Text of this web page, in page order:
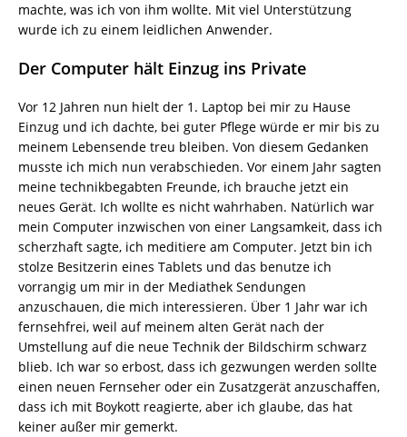
machte, was ich von ihm wollte. Mit viel Unterstützung
wurde ich zu einem leidlichen Anwender.
Der Computer hält Einzug ins Private
Vor 12 Jahren nun hielt der 1. Laptop bei mir zu Hause
Einzug und ich dachte, bei guter Pflege würde er mir bis zu
meinem Lebensende treu bleiben. Von diesem Gedanken
musste ich mich nun verabschieden. Vor einem Jahr sagten
meine technikbegabten Freunde, ich brauche jetzt ein
neues Gerät. Ich wollte es nicht wahrhaben. Natürlich war
mein Computer inzwischen von einer Langsamkeit, dass ich
scherzhaft sagte, ich meditiere am Computer. Jetzt bin ich
stolze Besitzerin eines Tablets und das benutze ich
vorrangig um mir in der Mediathek Sendungen
anzuschauen, die mich interessieren. Über 1 Jahr war ich
fernsehfrei, weil auf meinem alten Gerät nach der
Umstellung auf die neue Technik der Bildschirm schwarz
blieb. Ich war so erbost, dass ich gezwungen werden sollte
einen neuen Fernseher oder ein Zusatzgerät anzuschaffen,
dass ich mit Boykott reagierte, aber ich glaube, das hat
keiner außer mir gemerkt.